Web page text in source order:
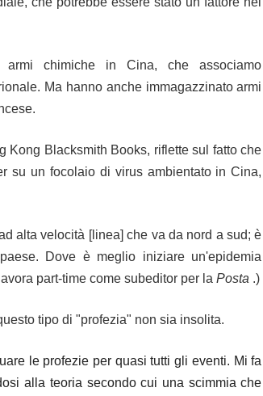
armi chimiche in Cina, che associamo
Ma hanno anche immagazzinato armi
Kong Blacksmith Books, riflette sul fatto che
su un focolaio di virus ambientato in Cina,
alta velocità [linea] che va da nord a sud;è
Dove è meglio iniziare un'epidemia
part-time come subeditor per la Posta .)
tipo di "profezia" non sia insolita.
le profezie per quasi tutti gli eventi. Mi fa
alla teoria secondo cui una scimmia che